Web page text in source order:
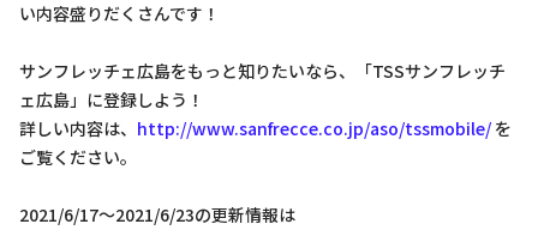
い内容盛りだくさんです！
サンフレッチェ広島をもっと知りたいなら、「TSSサンフレッチ
ェ広島」に登録しよう！
詳しい内容は、 http://www.sanfrecce.co.jp/aso/tssmobile/ を
ご覧ください。
2021/6/17～2021/6/23の更新情報は